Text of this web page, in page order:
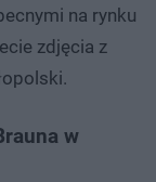
na rynku
zdjęcia z
w